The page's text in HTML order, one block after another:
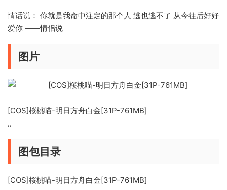
情话说： 你就是我命中注定的那个人 逃也逃不了 从今往后好好
爱你 ——情侣说
图片
[COS]桜桃喵-明日方舟白金[31P-761MB]
,,
图包目录
[COS]桜桃喵-明日方舟白金[31P-761MB]